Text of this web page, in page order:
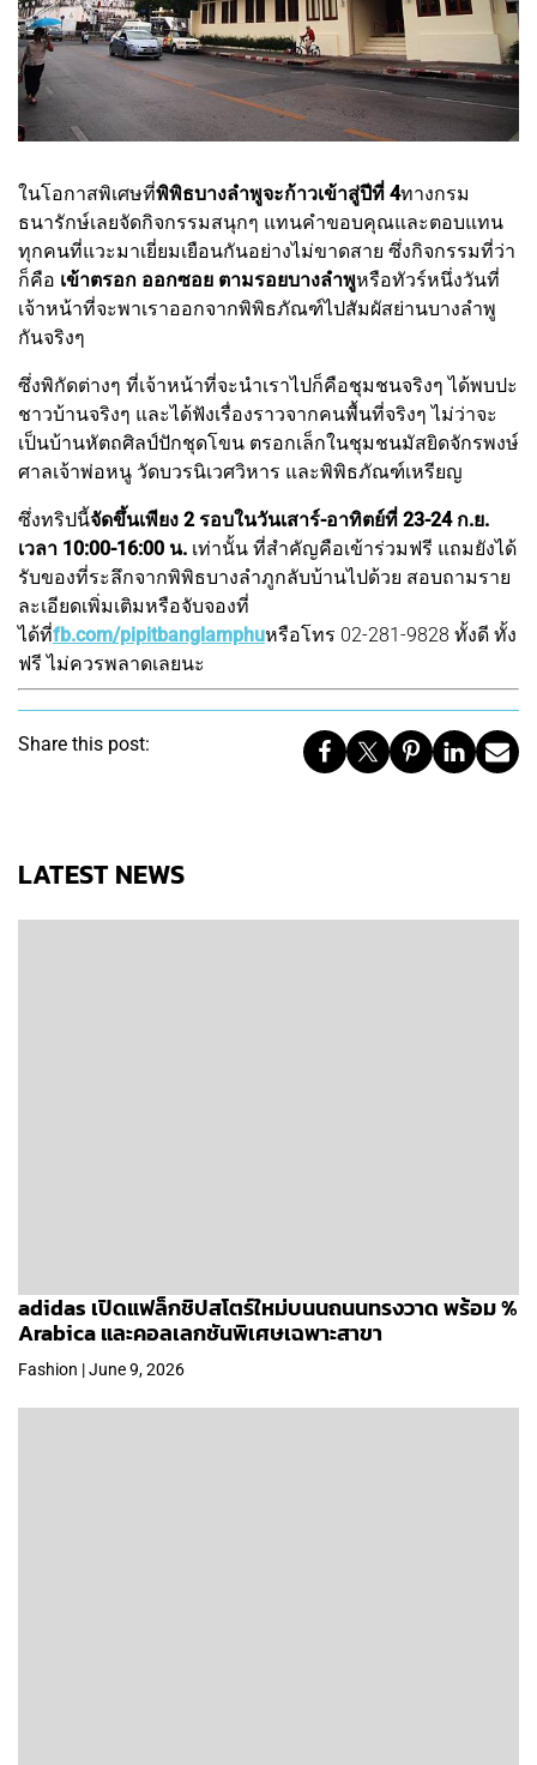
ในโอกาสพิเศษที่พิพิธบางลำพูจะก้าวเข้าสู่ปีที่ 4ทางกรม
ธนารักษ์เลยจัดกิจกรรมสนุกๆ แทนคำขอบคุณและตอบแทน
ทุกคนที่แวะมาเยี่ยมเยือนกันอย่างไม่ขาดสาย ซึ่งกิจกรรมที่ว่า
ก็คือ เข้าตรอก ออกซอย ตามรอยบางลำพูหรือทัวร์หนึ่งวันที่
เจ้าหน้าที่จะพาเราออกจากพิพิธภัณฑ์ไปสัมผัสย่านบางลำพู
กันจริงๆ
ซึ่งพิกัดต่างๆ ที่เจ้าหน้าที่จะนำเราไปก็คือชุมชนจริงๆ ได้พบปะ
ชาวบ้านจริงๆ และได้ฟังเรื่องราวจากคนพื้นที่จริงๆ ไม่ว่าจะ
เป็นบ้านหัตถศิลป์ปักชุดโขน ตรอกเล็กในชุมชนมัสยิดจักรพงษ์
ศาลเจ้าพ่อหนู วัดบวรนิเวศวิหาร และพิพิธภัณฑ์เหรียญ
ซึ่งทริปนี้จัดขึ้นเพียง 2 รอบในวันเสาร์-อาทิตย์ที่ 23-24 ก.ย.
เวลา 10:00-16:00 น. เท่านั้น ที่สำคัญคือเข้าร่วมฟรี แถมยังได้
รับของที่ระลึกจากพิพิธบางลำภูกลับบ้านไปด้วย สอบถามราย
ละเอียดเพิ่มเติมหรือจับจองที่
ได้ที่fb.com/pipitbanglamphuหรือโทร 02-281-9828 ทั้งดี ทั้ง
ฟรี ไม่ควรพลาดเลยนะ
Share this post:
LATEST NEWS
adidas เปิดแฟล็กชิปสโตร์ใหม่บนนถนนทรงวาด พร้อม %
Arabica และคอลเลกชันพิเศษเฉพาะสาขา
Fashion | June 9, 2026